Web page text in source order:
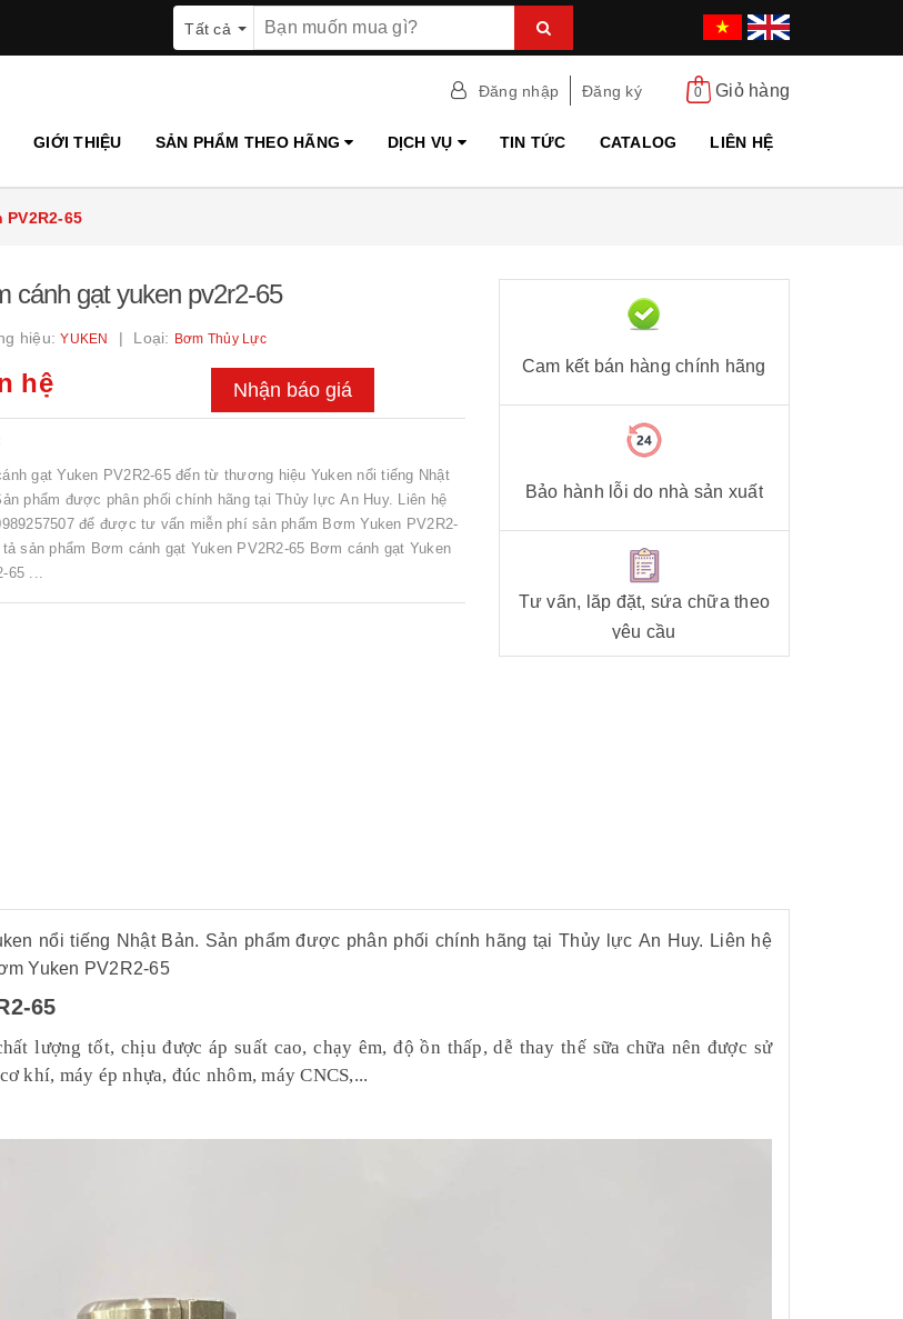
Tất cả
Đăng nhập Đăng ký 0 Giỏ hàng
GIỚI THIỆU SẢN PHẨM THEO HÃNG DỊCH VỤ TIN TỨC CATALOG LIÊN HỆ
65
cánh gạt yuken pv2r2-65
hiệu:YUKEN Loại: Bơm Thủy Lực
hệ Nhận báo giá
gạt Yuken PV2R2-65 đến từ thương hiệu Yuken nổi tiếng Nhật
phẩm được phân phối chính hãng tại Thủy lực An Huy. Liên hệ
để được tư vấn miễn phí sản phẩm Bơm Yuken PV2R2-
sản phẩm Bơm cánh gạt Yuken PV2R2-65 Bơm cánh gạt Yuken
65 ...
Cam kết bán hàng chính hãng
Bảo hành lỗi do nhà sản xuất
Tư vấn, lắp đặt, sửa chữa theo
yêu cầu
nổi tiếng Nhật Bản. Sản phẩm được phân phối chính hãng tại Thủy lực An Huy. Liên hệ
Yuken PV2R2-65
65
lượng tốt, chịu được áp suất cao, chạy êm, độ ồn thấp, dễ thay thế sữa chữa nên được sử
khí, máy ép nhựa, đúc nhôm, máy CNCS,...